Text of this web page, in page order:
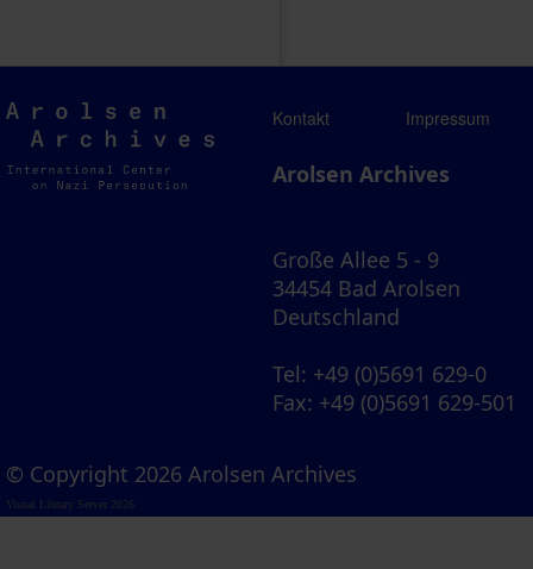
Arolsen
Archives
Kontakt Impressum
Arolsen Archives
Große Allee 5 - 9
34454 Bad Arolsen
Deutschland
Tel: +49 (0)5691 629-0
Fax: +49 (0)5691 629-501
© Copyright 2026 Arolsen Archives
Visual Library Server 2026